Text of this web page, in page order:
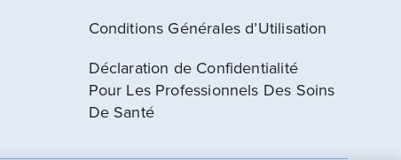
Conditions Générales d’Utilisation
Déclaration de Confidentialité
Pour Les Professionnels Des Soins
De Santé